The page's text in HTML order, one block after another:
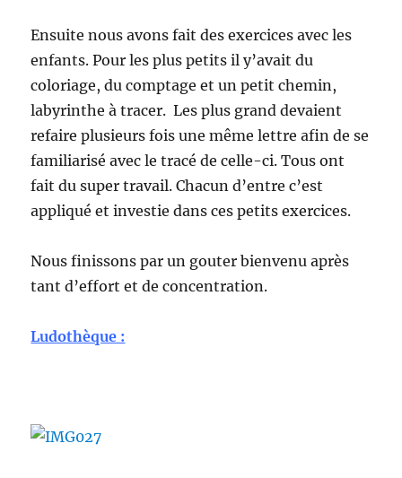
Ensuite nous avons fait des exercices avec les
enfants. Pour les plus petits il y’avait du
coloriage, du comptage et un petit chemin,
labyrinthe à tracer. Les plus grand devaient
refaire plusieurs fois une même lettre afin de se
familiarisé avec le tracé de celle-ci. Tous ont
fait du super travail. Chacun d’entre c’est
appliqué et investie dans ces petits exercices.
Nous finissons par un gouter bienvenu après
tant d’effort et de concentration.
Ludothèque :